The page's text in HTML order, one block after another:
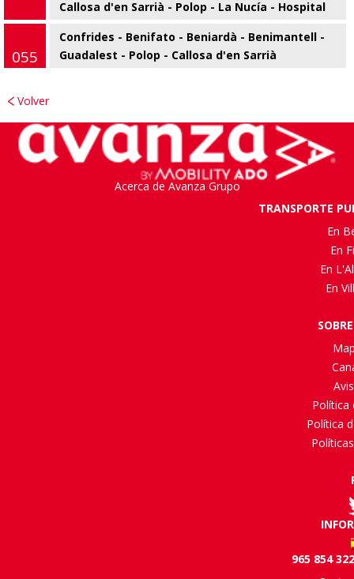
053
Callosa d'en Sarrià - Polop - La Nucía - Hospital
055
Confrides - Benifato - Beniardà - Benimantell -
Guadalest - Polop - Callosa d'en Sarrià
Volver
Acerca de Avanza Grupo
TRANSPORTE
En
En
En
En
Política
Política
965 854